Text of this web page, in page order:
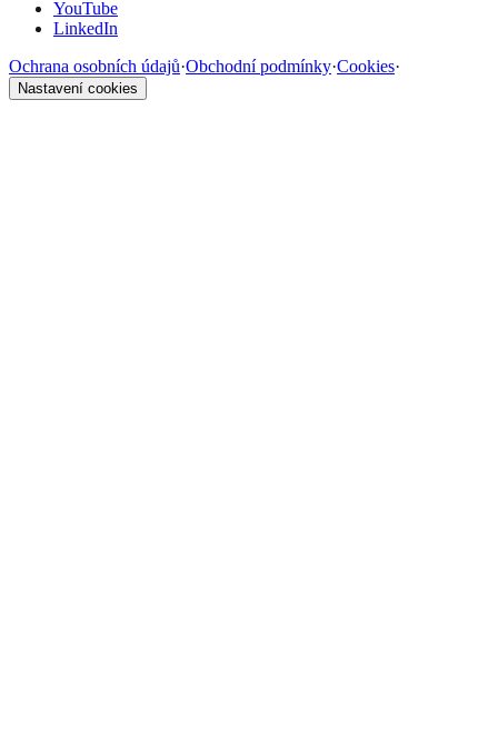
YouTube
LinkedIn
Ochrana osobních údajů·Obchodní podmínky·Cookies·
Nastavení cookies